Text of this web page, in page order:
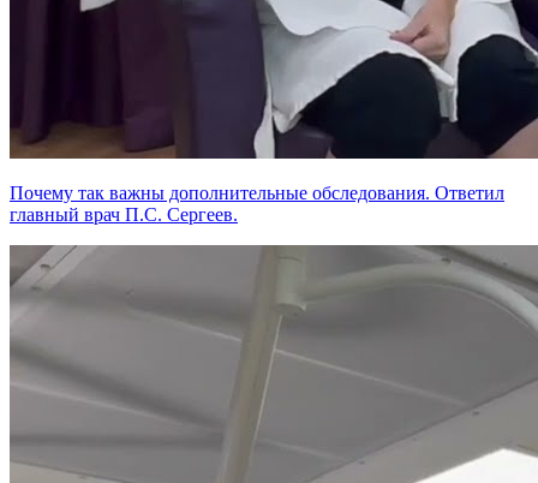
Почему так важны дополнительные обследования. Ответил
главный врач П.С. Сергеев.